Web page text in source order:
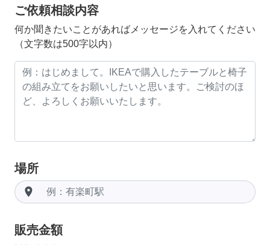
ご依頼相談内容
何か聞きたいことがあればメッセージを入れてください
（文字数は500字以内）
場所
room
販売金額